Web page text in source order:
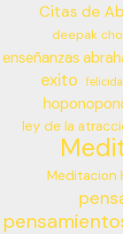
Citas de
deepak
enseñanzas
exito
ley de la
Meditacion